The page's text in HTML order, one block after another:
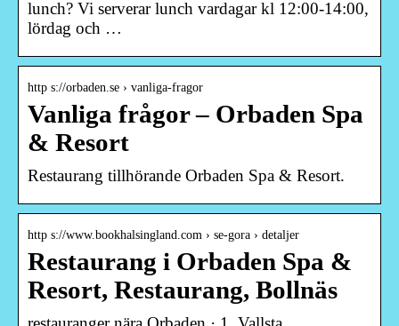
lunch? Vi serverar lunch vardagar kl 12:00-14:00,
lördag och …
http s://orbaden.se › vanliga-fragor
Vanliga frågor – Orbaden Spa
& Resort
Restaurang tillhörande Orbaden Spa & Resort.
http s://www.bookhalsingland.com › se-gora › detaljer
Restaurang i Orbaden Spa &
Resort, Restaurang, Bollnäs